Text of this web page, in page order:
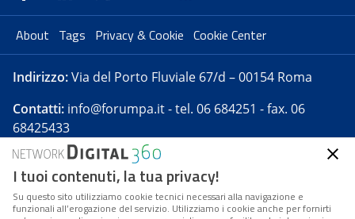
About Tags Privacy & Cookie Cookie Center
Indirizzo:Via del Porto Fluviale 67/d – 00154 Roma
Contatti: info@forumpa.it- tel. 06 684251 - fax. 06
68425433
Forumpa.itè una pubblicazione telematica iscritta
presso Registro della stampa del Tribunale di Roma -
Reg. n. 182 del 2 maggio 2008 - Direttore resp. Michela
I tuoi contenuti, la tua privacy!
Su questo sito utilizziamo cookie tecnici necessari alla navigazione e
funzionali all’erogazione del servizio. Utilizziamo i cookie anche per fornirti